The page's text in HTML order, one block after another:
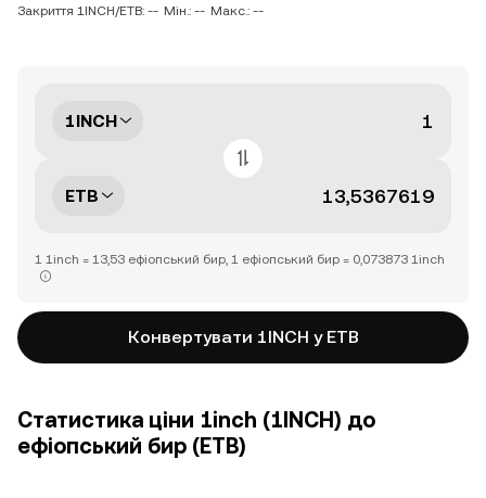
Закриття 1INCH/ETB: -- Мін.: -- Макс.: --
1INCH
ETB
1 1inch = 13,53 ефіопський бир, 1 ефіопський бир = 0,073873 1inch
Конвертувати 1INCH у ETB
Статистика ціни 1inch (1INCH) до
ефіопський бир (ETB)